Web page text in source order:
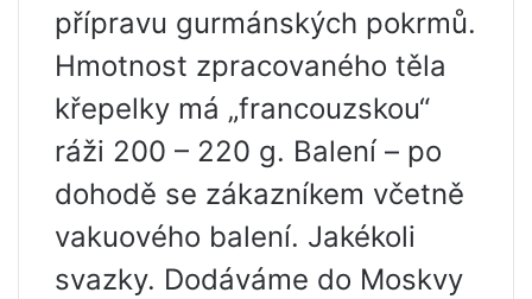
přípravu gurmánských pokrmů.
Hmotnost zpracovaného těla
křepelky má „francouzskou“
ráži 200 – 220 g. Balení – po
dohodě se zákazníkem včetně
vakuového balení. Jakékoli
svazky. Dodáváme do Moskvy